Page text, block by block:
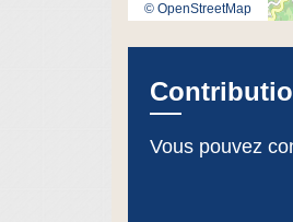
© OpenStreetMap
Vous pouvez